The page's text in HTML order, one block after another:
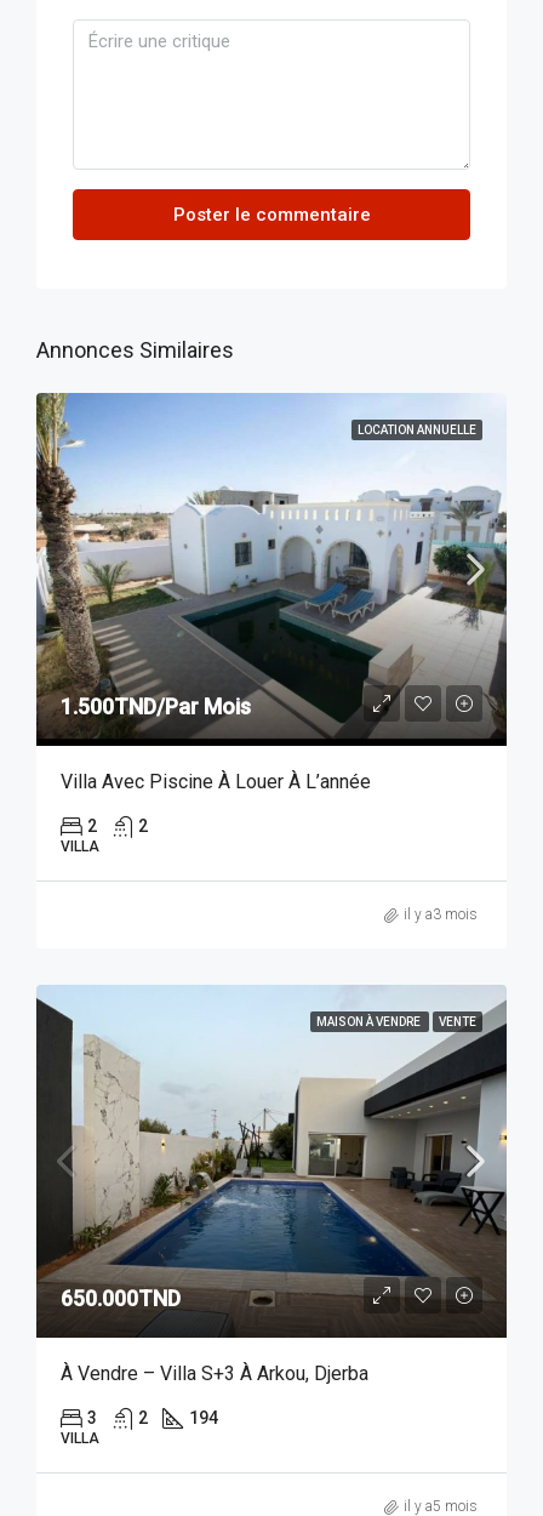
Poster le commentaire
Annonces Similaires
LOCATION ANNUELLE
1.500TND/Par Mois
Villa Avec Piscine À Louer À L’année
2 2
VILLA
il y a3 mois
MAISON À VENDRE VENTE
650.000TND
À Vendre – Villa S+3 À Arkou, Djerba
3 2 194
VILLA
il y a5 mois